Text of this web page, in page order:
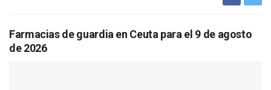
Farmacias de guardia en Ceuta para el 9 de agosto
de 2026